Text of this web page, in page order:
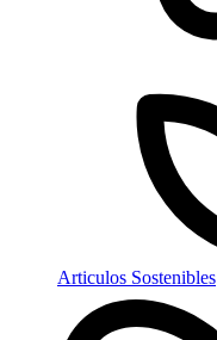
Articulos Sostenibles